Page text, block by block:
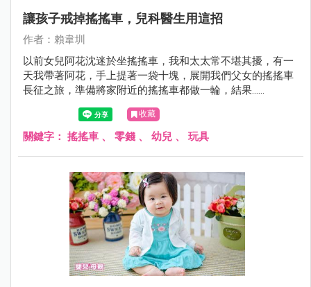
讓孩子戒掉搖搖車，兒科醫生用這招
作者：賴韋圳
以前女兒阿花沈迷於坐搖搖車，我和太太常不堪其擾，有一
天我帶著阿花，手上提著一袋十塊，展開我們父女的搖搖車
長征之旅，準備將家附近的搖搖車都做一輪，結果......
收藏
關鍵字： 搖搖車 、 零錢 、 幼兒 、 玩具